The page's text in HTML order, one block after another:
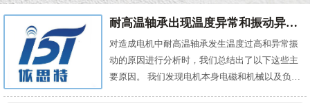
耐高温轴承出现温度异常和振动异常的原因有哪些？
对造成电机中耐高温轴承发生温度过高和异常振
动的原因进行分析时，我们总结出了以下这些主
要原因。 我们发现电机本身电磁和机械以及负载